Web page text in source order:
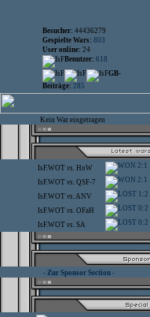
Besucher: 44436279
Gespielte Wars: 803
User online: 24
Benutzer: 618
GB-
Beiträge: 285
Kein War eingetragen
IsF.WOT vs. HoW 2:1
IsF.WOT vs. QSF-7 2:1
IsF.WOT vs.ANV 1:2
IsF.WOT vs. OFaH 0:2
IsF.WOT vs. SA 0:2
- Zur Sponsor Section -